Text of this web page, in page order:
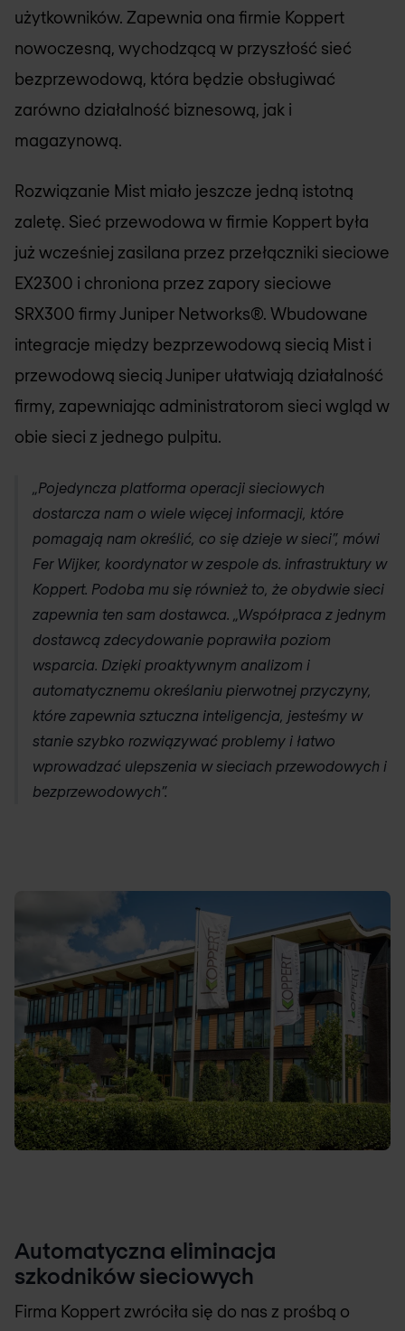
użytkowników. Zapewnia ona firmie Koppert
nowoczesną, wychodzącą w przyszłość sieć
bezprzewodową, która będzie obsługiwać
zarówno działalność biznesową, jak i
magazynową.
Rozwiązanie Mist miało jeszcze jedną istotną
zaletę. Sieć przewodowa w firmie Koppert była
już wcześniej zasilana przez przełączniki sieciowe
EX2300 i chroniona przez zapory sieciowe
SRX300 firmy Juniper Networks®. Wbudowane
integracje między bezprzewodową siecią Mist i
przewodową siecią Juniper ułatwiają działalność
firmy, zapewniając administratorom sieci wgląd w
obie sieci z jednego pulpitu.
„Pojedyncza platforma operacji sieciowych
dostarcza nam o wiele więcej informacji, które
pomagają nam określić, co się dzieje w sieci”, mówi
Fer Wijker, koordynator w zespole ds. infrastruktury w
Koppert. Podoba mu się również to, że obydwie sieci
zapewnia ten sam dostawca. „Współpraca z jednym
dostawcą zdecydowanie poprawiła poziom
wsparcia. Dzięki proaktywnym analizom i
automatycznemu określaniu pierwotnej przyczyny,
które zapewnia sztuczna inteligencja, jesteśmy w
stanie szybko rozwiązywać problemy i łatwo
wprowadzać ulepszenia w sieciach przewodowych i
bezprzewodowych”.
Automatyczna eliminacja
szkodników sieciowych
Firma Koppert zwróciła się do nas z prośbą o